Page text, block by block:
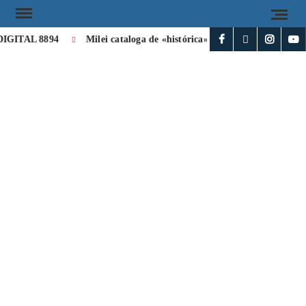
8894 Milei cataloga de «histórica» la visita de León XIV